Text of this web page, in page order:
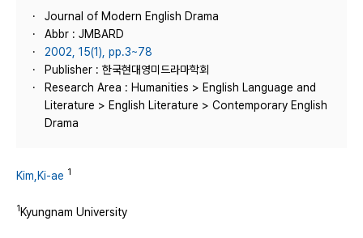
Journal of Modern English Drama
Abbr : JMBARD
2002, 15(1), pp.3~78
Publisher : 한국현대영미드라마학회
Research Area : Humanities > English Language and
Literature > English Literature > Contemporary English
Drama
Kim,Ki-ae 1
1Kyungnam University